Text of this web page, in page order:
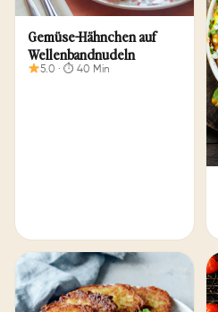
Gemüse-Hähnchen auf
Wellenbandnudeln
5.0 · ⏱ 40 Min